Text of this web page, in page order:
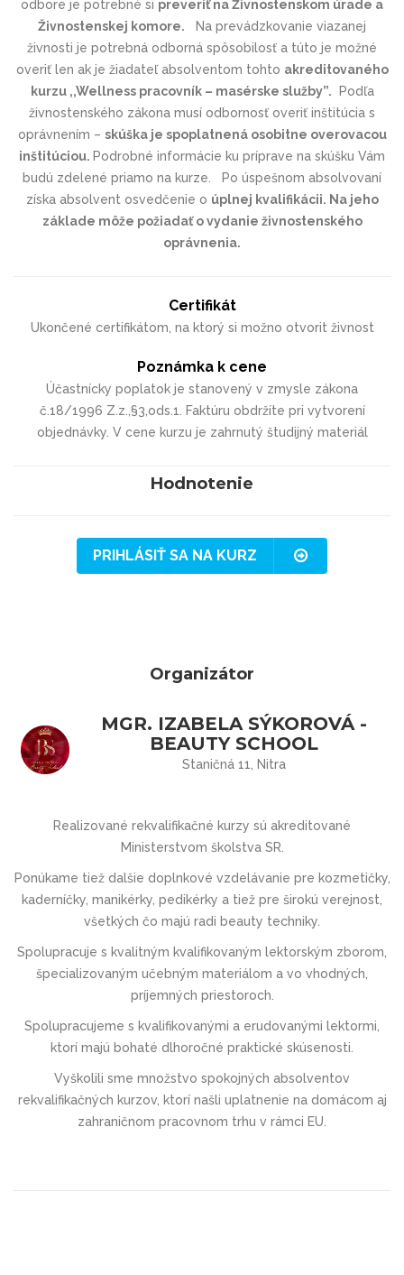
odbore je potrebné si preveriť na Živnostenskom úrade a
Živnostenskej komore. Na prevádzkovanie viazanej
živnosti je potrebná odborná spôsobilosť a túto je možné
overiť len ak je žiadateľ absolventom tohto akreditovaného
kurzu ,,Wellness pracovník – masérske služby”. Podľa
živnostenského zákona musí odbornosť overiť inštitúcia s
oprávnením – skúška je spoplatnená osobitne overovacou
inštitúciou. Podrobné informácie ku príprave na skúšku Vám
budú zdelené priamo na kurze. Po úspešnom absolvovaní
získa absolvent osvedčenie o úplnej kvalifikácii. Na jeho
základe môže požiadať o vydanie živnostenského
oprávnenia.
Certifikát
Ukončené certifikátom, na ktorý si možno otvorit živnost
Poznámka k cene
Účastnícky poplatok je stanovený v zmysle zákona
č.18/1996 Z.z.,§3,ods.1. Faktúru obdržíte pri vytvorení
objednávky. V cene kurzu je zahrnutý študijný materiál
Hodnotenie
PRIHLÁSIŤ SA NA KURZ
Organizátor
MGR. IZABELA SÝKOROVÁ -
BEAUTY SCHOOL
Staničná 11, Nitra
Realizované rekvalifikačné kurzy sú akreditované
Ministerstvom školstva SR.
Ponúkame tiež dalšie doplnkové vzdelávanie pre kozmetičky,
kaderníčky, manikérky, pedikérky a tiež pre širokú verejnost,
všetkých čo majú radi beauty techniky.
Spolupracuje s kvalitným kvalifikovaným lektorským zborom,
špecializovaným učebným materiálom a vo vhodných,
príjemných priestoroch.
Spolupracujeme s kvalifikovanými a erudovanými lektormi,
ktorí majú bohaté dlhoročné praktické skúsenosti.
Vyškolili sme množstvo spokojných absolventov
rekvalifikačných kurzov, ktorí našli uplatnenie na domácom aj
zahraničnom pracovnom trhu v rámci EU.